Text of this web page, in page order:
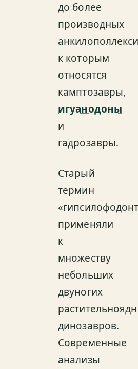
до более
производных
к которым
относятся
камптозавры,
игуанодоны
и
гадрозавры.
Старый
термин
применяли
к
множеству
небольших
двуногих
динозавров.
Современные
анализы